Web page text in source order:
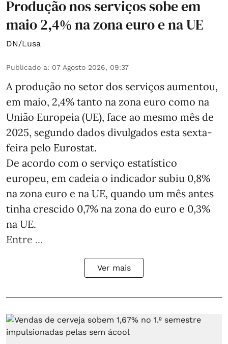
Produção nos serviços sobe em
maio 2,4% na zona euro e na UE
DN/Lusa
Publicado a: 07 Agosto 2026, 09:37
A produção no setor dos serviços aumentou,
em maio, 2,4% tanto na zona euro como na
União Europeia (UE), face ao mesmo mês de
2025, segundo dados divulgados esta sexta-
feira pelo Eurostat.
De acordo com o serviço estatístico
europeu, em cadeia o indicador subiu 0,8%
na zona euro e na UE, quando um mês antes
tinha crescido 0,7% na zona do euro e 0,3%
na UE.
Entre ...
Ver mais